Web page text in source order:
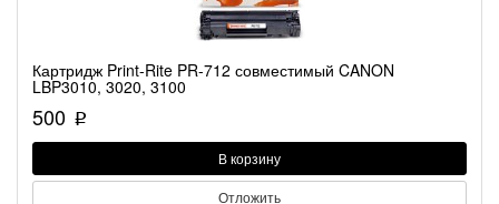
Картридж Print-Rite PR-712 совместимый CANON
LBP3010, 3020, 3100
500 p
В корзину
Отложить